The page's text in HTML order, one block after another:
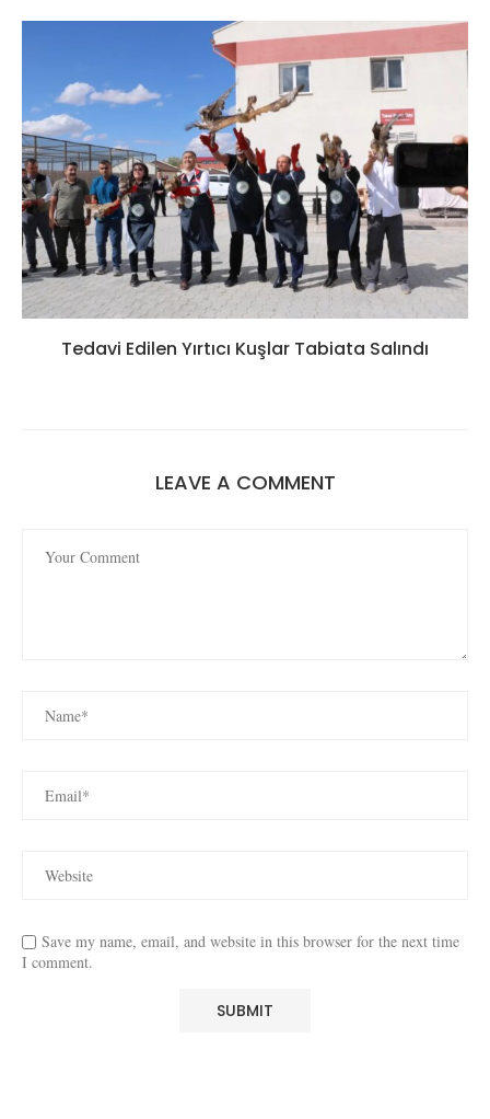
Tedavi Edilen Yırtıcı Kuşlar Tabiata Salındı
LEAVE A COMMENT
Save my name, email, and website in this browser for the next time
I comment.